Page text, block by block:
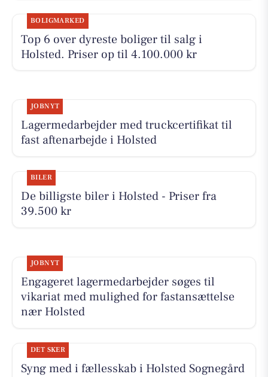
BOLIGMARKED
Top 6 over dyreste boliger til salg i
Holsted. Priser op til 4.100.000 kr
JOBNYT
Lagermedarbejder med truckcertifikat til
fast aftenarbejde i Holsted
BILER
De billigste biler i Holsted - Priser fra
39.500 kr
JOBNYT
Engageret lagermedarbejder søges til
vikariat med mulighed for fastansættelse
nær Holsted
DET SKER
Syng med i fællesskab i Holsted Sognegård